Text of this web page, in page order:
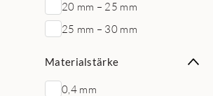
20 mm – 25 mm
25 mm – 30 mm
Materialstärke
0,4 mm